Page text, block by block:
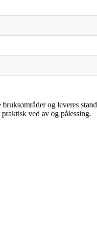
og leveres
ved av og pålessing.